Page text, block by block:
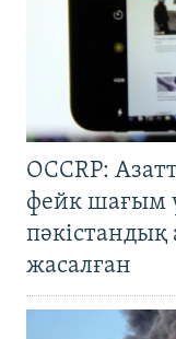
OCCRP:
фейк шағым
жасалған